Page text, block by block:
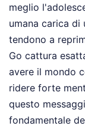
meglio
umana carica di
tendono a
Go cattura
avere il mondo
ridere forte
questo
fondamentale